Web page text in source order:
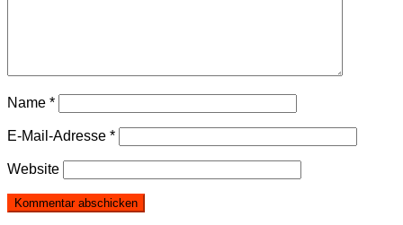
Name *
E-Mail-Adresse *
Website